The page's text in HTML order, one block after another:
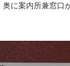
に案内所兼窓口